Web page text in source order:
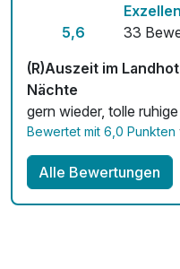
Mit Hotelbar5,6
33
(R)Auszeit im
Nächte
gern wieder, tolle
Bewertet mit 6,0 Punkten
Alle Bewertungen